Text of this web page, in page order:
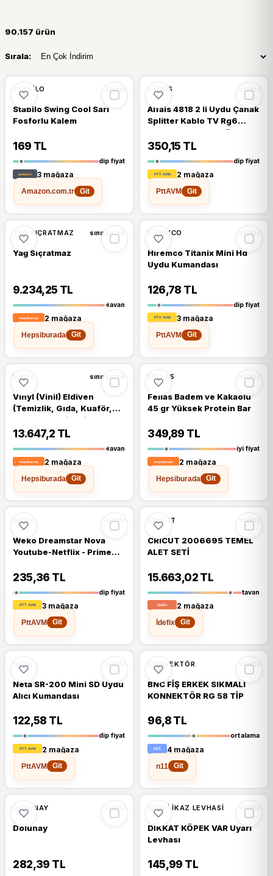
90.157 ürün
Sırala:
%56 %56 DÜŞTÜ
STABILO stokta
Stabilo Swing Cool Sarı
Fosforlu Kalem
169 TL
dip fiyat
3 mağaza
Amazon.com.tr
Git
ALFAIS stokta
Alfais 4818 2 li Uydu Çanak
Splitter Kablo TV Rg6
Anten Çoklayıcı Dağıtıcı
350,15 TL
dip fiyat
2 mağaza
PttAVM
Git
YAĞ SIÇRATMAZ sınırlı stok
Yağ Sıçratmaz
9.234,25 TL
tavan
2 mağaza
Hepsiburada
Git
%51 %51 DÜŞTÜ
HIREMCO stokta
Hiremco Titanix Mini Hd
Uydu Kumandası
126,78 TL
dip fiyat
3 mağaza
PttAVM
Git
VINYL sınırlı stok
Vınyl (Vinil) Eldiven
(Temizlik, Gıda, Kuaför,
Bahçe, Iş Eldiveni)
(Medium (Orta))
13.647,2 TL
tavan
2 mağaza
Hepsiburada
Git
FELLAS stokta
Fellas Badem ve Kakaolu
45 gr Yüksek Protein Bar
349,89 TL
iyi fiyat
2 mağaza
Hepsiburada
Git
%64 %64 DÜŞTÜ
WEKO stokta
Weko Dreamstar Nova
Youtube-Netflix - Prime
Box Kumanda
235,36 TL
dip fiyat
3 mağaza
PttAVM
Git
%11
CRICUT stokta
CRICUT 2006695 TEMEL
ALET SETİ
15.663,02 TL
tavan
2 mağaza
İdefix
Git
%37 %37 DÜŞTÜ
NETA stokta
Neta SR-200 Mini SD Uydu
Alıcı Kumandası
122,58 TL
dip fiyat
2 mağaza
PttAVM
Git
%41 %41 DÜŞTÜ
KONNEKTÖR stokta
BNC FİŞ ERKEK SIKMALI
KONNEKTÖR RG 58 TİP
96,8 TL
ortalama
4 mağaza
n11
Git
%36 %36 DÜŞTÜ
DOLUNAY stokta
Dolunay
282,39 TL
%30 🔥%30 DÜŞTÜ
UYARI İKAZ LEVHASI stokta
DİKKAT KÖPEK VAR Uyarı
Levhası
145,99 TL